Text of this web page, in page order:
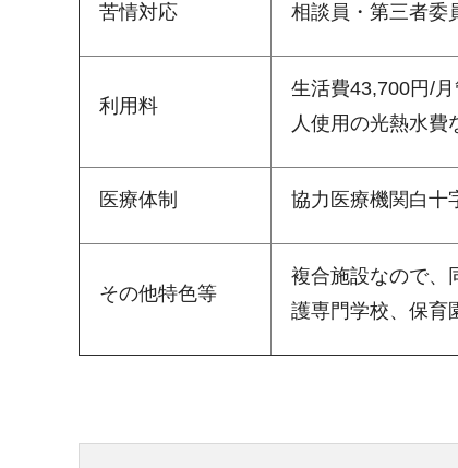
苦情対応 相談員・第三者委
利用料
生活費43,700円/
人使用の光熱水費
医療体制 協力医療機関白十
その他特色等
複合施設なので、
護専門学校、保育